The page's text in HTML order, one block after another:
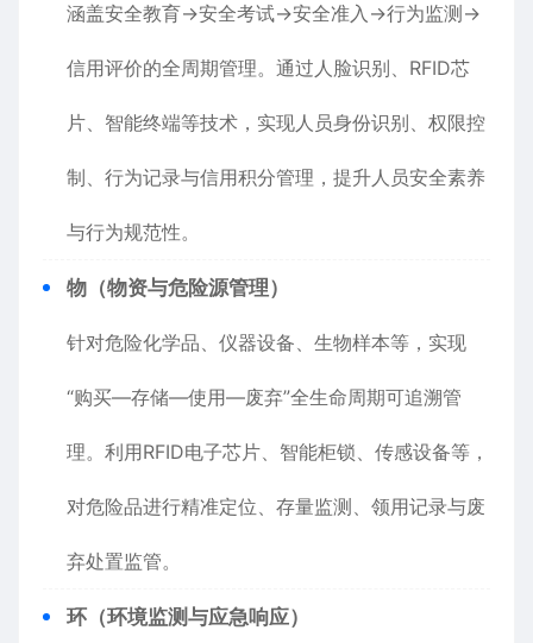
涵盖安全教育→安全考试→安全准入→行为监测→
信用评价的全周期管理。通过人脸识别、RFID芯
片、智能终端等技术，实现人员身份识别、权限控
制、行为记录与信用积分管理，提升人员安全素养
与行为规范性。
物（物资与危险源管理）
针对危险化学品、仪器设备、生物样本等，实现
“购买—存储—使用—废弃”全生命周期可追溯管
理。利用RFID电子芯片、智能柜锁、传感设备等，
对危险品进行精准定位、存量监测、领用记录与废
弃处置监管。
环（环境监测与应急响应）